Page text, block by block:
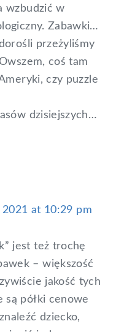
wzbudzić w
Zabawki…
przeżyliśmy
coś tam
czy puzzle
dzisiejszych…
at 10:29 pm
jest też trochę
– większość
jakość tych
są półki cenowe
dziecko,